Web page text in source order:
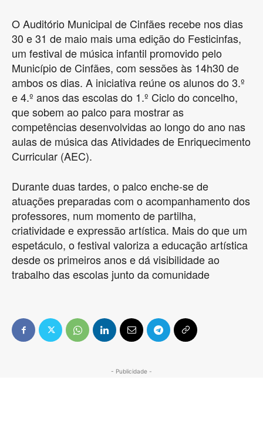
O Auditório Municipal de Cinfães recebe nos dias
30 e 31 de maio mais uma edição do Festicinfas,
um festival de música infantil promovido pelo
Município de Cinfães, com sessões às 14h30 de
ambos os dias. A iniciativa reúne os alunos do 3.º
e 4.º anos das escolas do 1.º Ciclo do concelho,
que sobem ao palco para mostrar as
competências desenvolvidas ao longo do ano nas
aulas de música das Atividades de Enriquecimento
Curricular (AEC).
Durante duas tardes, o palco enche-se de
atuações preparadas com o acompanhamento dos
professores, num momento de partilha,
criatividade e expressão artística. Mais do que um
espetáculo, o festival valoriza a educação artística
desde os primeiros anos e dá visibilidade ao
trabalho das escolas junto da comunidade
- Publicidade -